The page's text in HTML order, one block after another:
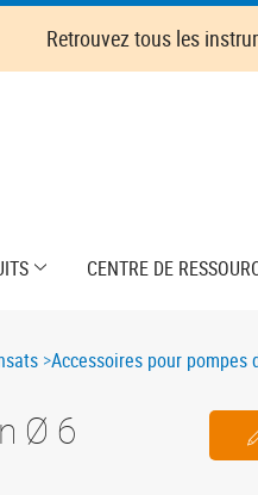
Retrouvez tous les
CENTRE DE
Accessoires pour pompes
Ø 6